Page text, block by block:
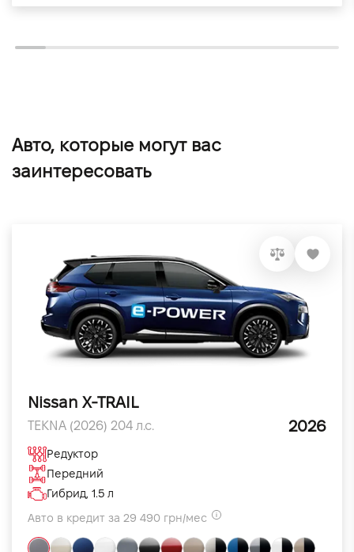
Авто, которые могут вас
заинтересовать
Nissan X-TRAIL
TEKNA (2026) 204 л.с. 2026
Редуктор
Передний
Гибрид, 1.5 л
Авто в кредит за 29 490 грн/мес